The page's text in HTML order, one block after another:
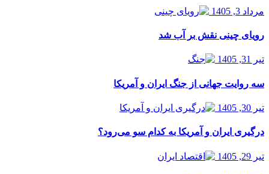
مرداد 3, 1405
رویای چینی نقش بر آب شد
تیر 31, 1405
سه روایت جهانی از جنگ ایران و آمریکا
تیر 30, 1405
درگیری ایران و آمریکا به کدام سو می‌رود؟
تیر 29, 1405